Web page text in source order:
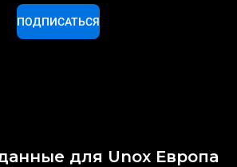
ПОДПИСАТЬСЯ
для Unox Европа